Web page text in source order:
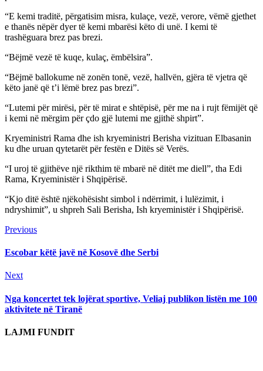
“E kemi traditë, përgatisim misra, kulaçe, vezë, verore, vëmë gjethet
e thanës nëpër dyer të kemi mbarësi këto di unë. I kemi të
trashëguara brez pas brezi.
“Bëjmë vezë të kuqe, kulaç, ëmbëlsira”.
“Bëjmë ballokume në zonën tonë, vezë, hallvën, gjëra të vjetra që
këto janë që t’i lëmë brez pas brezi”.
“Lutemi për mirësi, për të mirat e shtëpisë, për me na i rujt fëmijët që
i kemi në mërgim për çdo gjë lutemi me gjithë shpirt”.
Kryeministri Rama dhe ish kryeministri Berisha vizituan Elbasanin
ku dhe uruan qytetarët për festën e Ditës së Verës.
“I uroj të gjithëve një rikthim të mbarë në ditët me diell”, tha Edi
Rama, Kryeministër i Shqipërisë.
“Kjo ditë është njëkohësisht simbol i ndërrimit, i lulëzimit, i
ndryshimit”, u shpreh Sali Berisha, Ish kryeministër i Shqipërisë.
Continue
Reading
PreviousPrevious
Escobar këtë javë në Kosovë dhe Serbi
NextNext
Nga koncertet tek lojërat sportive, Veliaj publikon listën me 100
aktivitete në Tiranë
LAJMI FUNDIT